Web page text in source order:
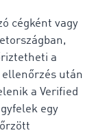
cégként vagy
a
ellenőrzés után
a Verified
egy